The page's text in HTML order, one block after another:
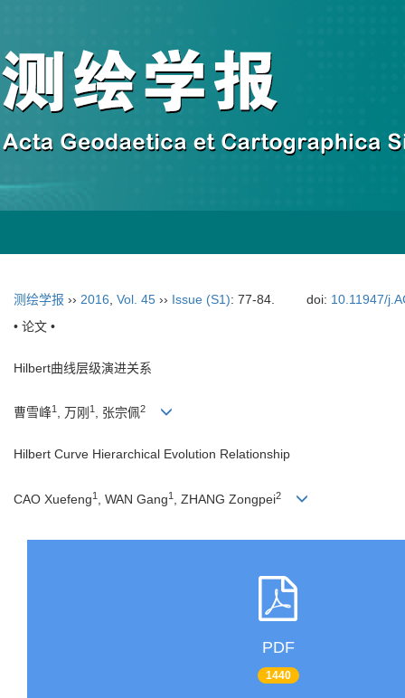
测绘学报 ›› 2016 Vol. 45 ›› Issue (S1): 77-84. doi: 10.11947/
• 论文 •
Hilbert曲线层级演进关系
曹雪峰1 , 万刚 1 , 张宗佩2
Hilbert Curve Hierarchical Evolution Relationship
CAO Xuefeng1 , WAN Gang1 , ZHANG Zongpei2
PDF
1440